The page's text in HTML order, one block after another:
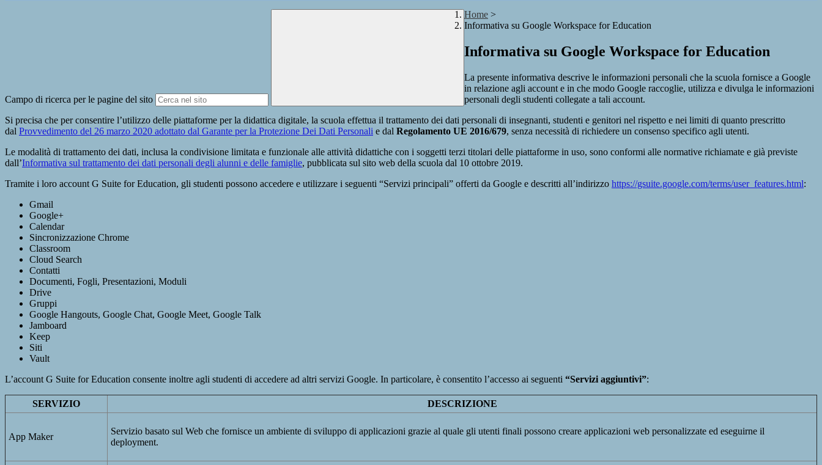
Campo di ricerca per le pagine del sito
Home >
Informativa su Google Workspace for Education
Informativa su Google Workspace for Education
La presente informativa descrive le informazioni personali che la scuola fornisce a Google
in relazione agli account e in che modo Google raccoglie, utilizza e divulga le informazioni
personali degli studenti collegate a tali account.
Si precisa che per consentire l’utilizzo delle piattaforme per la didattica digitale, la scuola effettua il trattamento dei dati personali di insegnanti, studenti e genitori nel rispetto e nei limiti di quanto prescritto
dal Provvedimento del 26 marzo 2020 adottato dal Garante per la Protezione Dei Dati Personali e dal Regolamento UE 2016/679, senza necessità di richiedere un consenso specifico agli utenti.
Le modalità di trattamento dei dati, inclusa la condivisione limitata e funzionale alle attività didattiche con i soggetti terzi titolari delle piattaforme in uso, sono conformi alle normative richiamate e già previste
dall’Informativa sul trattamento dei dati personali degli alunni e delle famiglie, pubblicata sul sito web della scuola dal 10 ottobre 2019.
Tramite i loro account G Suite for Education, gli studenti possono accedere e utilizzare i seguenti “Servizi principali” offerti da Google e descritti all’indirizzo https://gsuite.google.com/terms/user_features.html:
Gmail
Google+
Calendar
Sincronizzazione Chrome
Classroom
Cloud Search
Contatti
Documenti, Fogli, Presentazioni, Moduli
Drive
Gruppi
Google Hangouts, Google Chat, Google Meet, Google Talk
Jamboard
Keep
Siti
Vault
L’account G Suite for Education consente inoltre agli studenti di accedere ad altri servizi Google. In particolare, è consentito l’accesso ai seguenti “Servizi aggiuntivi”:
SERVIZIO DESCRIZIONE
App Maker
Servizio basato sul Web che fornisce un ambiente di sviluppo di applicazioni grazie al quale gli utenti finali possono creare applicazioni web personalizzate ed eseguirne il
deployment.